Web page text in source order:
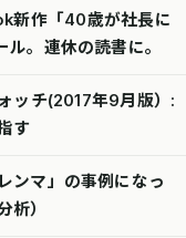
新作「40歳が社長に
。連休の読書に。
ッチ(2017年9月版）:
す
ンマ」の事例になっ
析）